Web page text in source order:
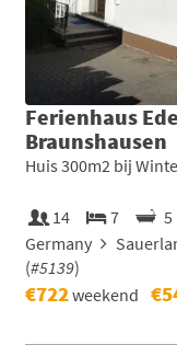
Ferienhaus
Braunshausen
Huis 300m2 bij
14 7
5
Germany
(#5139)
€722weekend